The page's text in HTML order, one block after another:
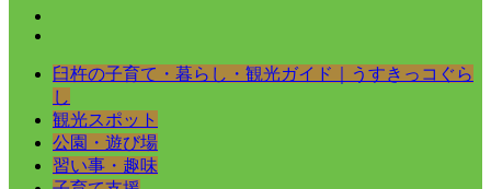
臼杵の子育て・暮らし・観光ガイド｜うすきっコぐら
し
観光スポット
公園・遊び場
習い事・趣味